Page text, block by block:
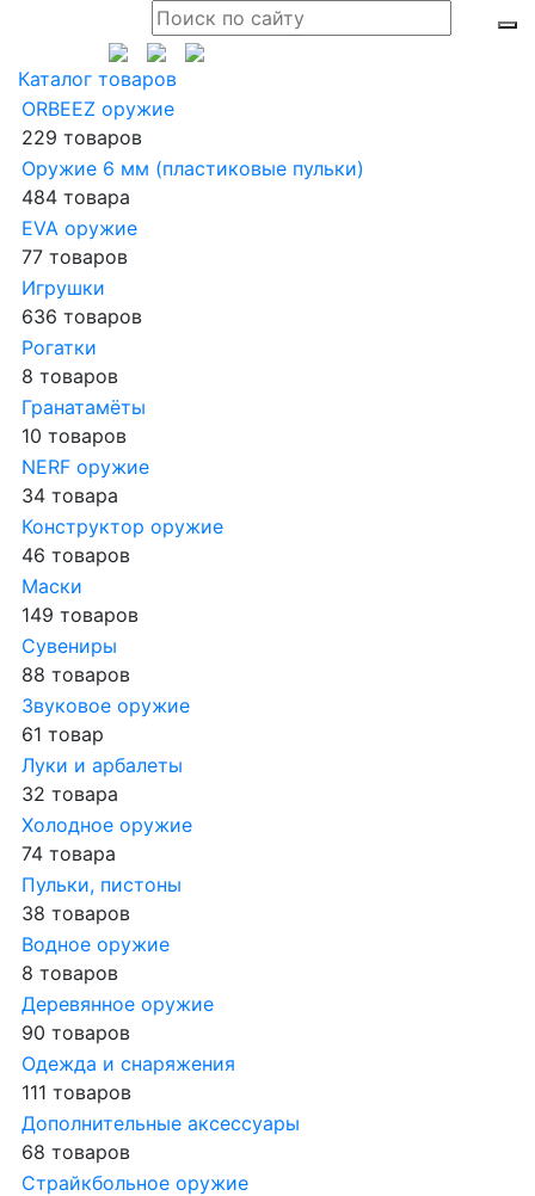
Каталог товаров
ORBEEZ оружие
229 товаров
Оружие 6 мм (пластиковые пульки)
484 товара
EVA оружие
77 товаров
Игрушки
636 товаров
Рогатки
8 товаров
Гранатамёты
10 товаров
NERF оружие
34 товара
Конструктор оружие
46 товаров
Маски
149 товаров
Сувениры
88 товаров
Звуковое оружие
61 товар
Луки и арбалеты
32 товара
Холодное оружие
74 товара
Пульки, пистоны
38 товаров
Водное оружие
8 товаров
Деревянное оружие
90 товаров
Одежда и снаряжения
111 товаров
Дополнительные аксессуары
68 товаров
Страйкбольное оружие